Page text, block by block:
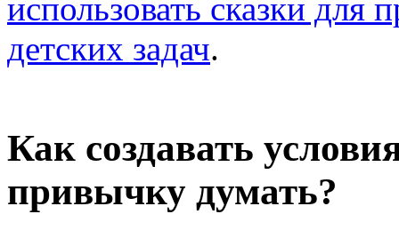
использовать сказки
детских задач.
Как создавать
привычку думать?